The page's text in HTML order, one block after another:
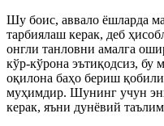
Шу боис, аввало ёшларда
тарбиялаш керак, деб
онгли танловни амалга
кўр-кўрона эътиқодсиз, бу
оқилона баҳо бериш
муҳимдир. Шунинг учун
керак, яъни дунёвий